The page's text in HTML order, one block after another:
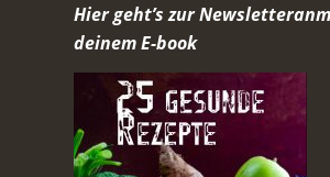
Hier geht’s zur
deinem E-book